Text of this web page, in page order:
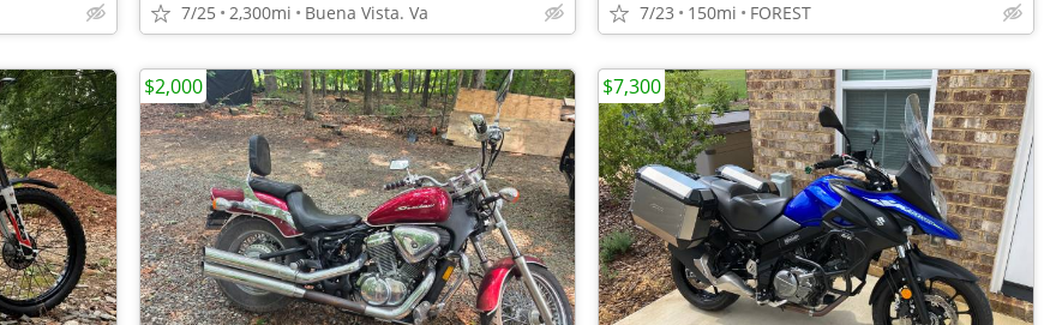
7/25 2,300mi Buena Vista. Va 7/23 150mi FOREST
$2,000 $7,300